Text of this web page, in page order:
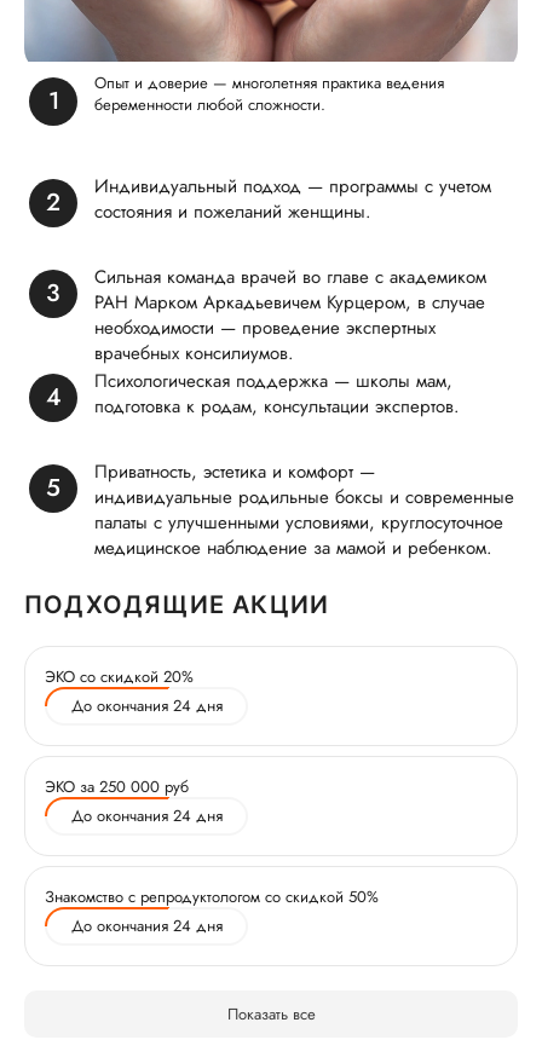
Опыт и доверие — многолетняя практика ведения
беременности любой сложности.
Индивидуальный подход — программы с учетом
состояния и пожеланий женщины.
Сильная команда врачей во главе с академиком
РАН Марком Аркадьевичем Курцером, в случае
необходимости — проведение экспертных
врачебных консилиумов.
Психологическая поддержка — школы мам,
подготовка к родам, консультации экспертов.
Приватность, эстетика и комфорт —
индивидуальные родильные боксы и современные
палаты с улучшенными условиями, круглосуточное
медицинское наблюдение за мамой и ребенком.
ПОДХОДЯЩИЕ АКЦИИ
ЭКО со скидкой 20%
До окончания 24 дня
ЭКО за 250 000 руб
До окончания 24 дня
Знакомство с репродуктологом со скидкой 50%
До окончания 24 дня
Показать все